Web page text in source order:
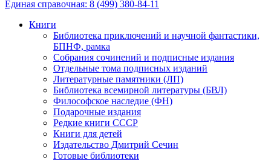
Единая справочная: 8 (499) 380-84-11
Книги
Библиотека приключений и научной фантастики,
БПНФ, рамка
Собрания сочинений и подписные издания
Отдельные тома подписных изданий
Литературные памятники (ЛП)
Библиотека всемирной литературы (БВЛ)
Философское наследие (ФН)
Подарочные издания
Редкие книги СССР
Книги для детей
Издательство Дмитрий Сечин
Готовые библиотеки